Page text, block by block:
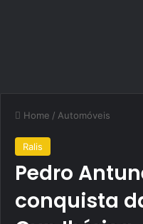
Home / Automóveis
Ralis
Pedro
conquista